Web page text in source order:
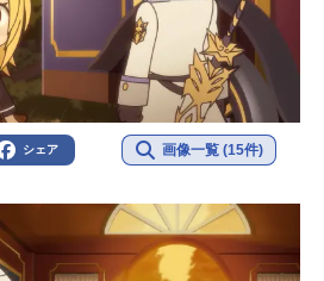
シェア 画像一覧 (15件)